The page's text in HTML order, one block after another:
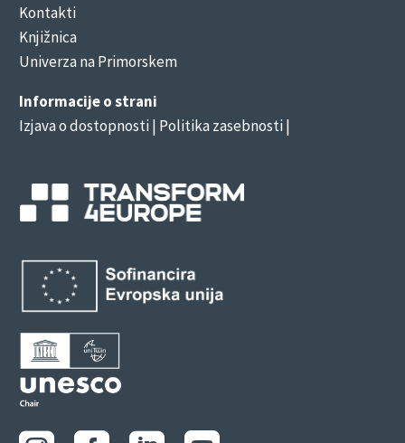
Kontakti
Knjižnica
Univerza na Primorskem
Informacije o strani
Izjava o dostopnosti| Politika zasebnosti |